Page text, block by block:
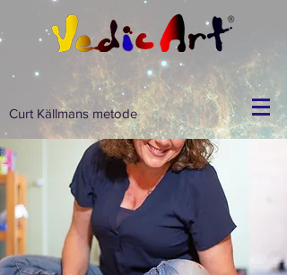
Curt Källmans metode